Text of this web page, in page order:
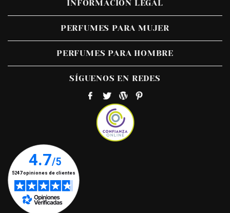
INFORMACIÓN LEGAL
PERFUMES PARA MUJER
PERFUMES PARA HOMBRE
SÍGUENOS EN REDES